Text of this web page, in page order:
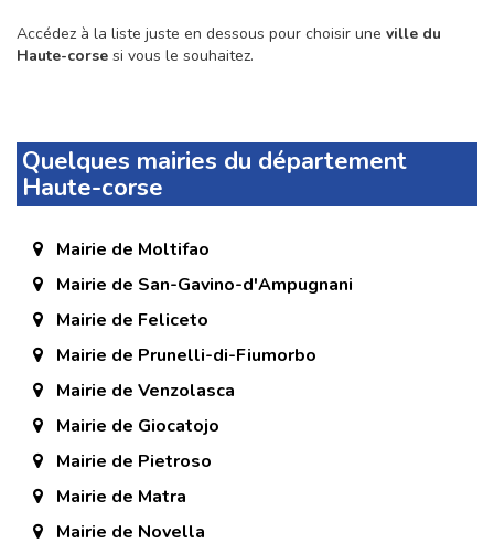
Accédez à la liste juste en dessous pour choisir une ville du
Haute-corse si vous le souhaitez.
Quelques mairies du département
Haute-corse
Mairie de Moltifao
Mairie de San-Gavino-d'Ampugnani
Mairie de Feliceto
Mairie de Prunelli-di-Fiumorbo
Mairie de Venzolasca
Mairie de Giocatojo
Mairie de Pietroso
Mairie de Matra
Mairie de Novella